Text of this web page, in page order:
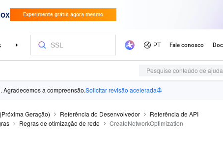
Pesquise conteúdo de ajuda
Agradecemos a compreensão.Solicitar revisão acelerada
(Próxima Geração) Referência do Desenvolvedor
Referência de API
Regras de otimização de rede CreateNetworkOptimization